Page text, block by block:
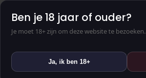
Ben je 18 jaar of ouder?
Je moet 18+ zijn om deze website te bezoeken.
Ja, ik ben 18+